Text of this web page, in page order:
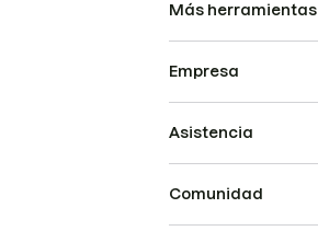
Más herramientas
Empresa
Asistencia
Comunidad